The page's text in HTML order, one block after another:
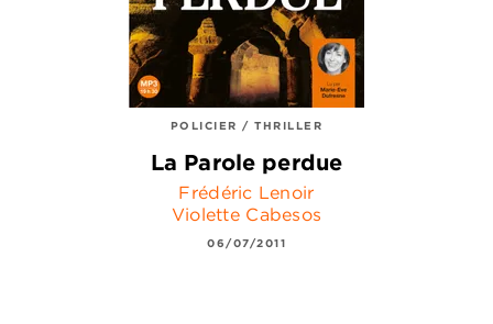
POLICIER / THRILLER
La Parole perdue
Frédéric Lenoir
Violette Cabesos
06/07/2011